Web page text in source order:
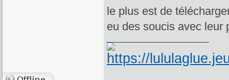
le plus est de
eu des soucis avec leur